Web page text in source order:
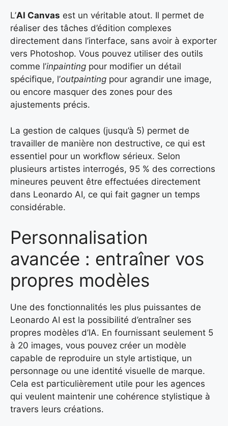
L’AI Canvas est un véritable atout. Il permet de
réaliser des tâches d’édition complexes
directement dans l’interface, sans avoir à exporter
vers Photoshop. Vous pouvez utiliser des outils
comme l’inpainting pour modifier un détail
spécifique, l’outpainting pour agrandir une image,
ou encore masquer des zones pour des
ajustements précis.
La gestion de calques (jusqu’à 5) permet de
travailler de manière non destructive, ce qui est
essentiel pour un workflow sérieux. Selon
plusieurs artistes interrogés, 95 % des corrections
mineures peuvent être effectuées directement
dans Leonardo AI, ce qui fait gagner un temps
considérable.
Personnalisation
avancée : entraîner vos
propres modèles
Une des fonctionnalités les plus puissantes de
Leonardo AI est la possibilité d’entraîner ses
propres modèles d’IA. En fournissant seulement 5
à 20 images, vous pouvez créer un modèle
capable de reproduire un style artistique, un
personnage ou une identité visuelle de marque.
Cela est particulièrement utile pour les agences
qui veulent maintenir une cohérence stylistique à
travers leurs créations.